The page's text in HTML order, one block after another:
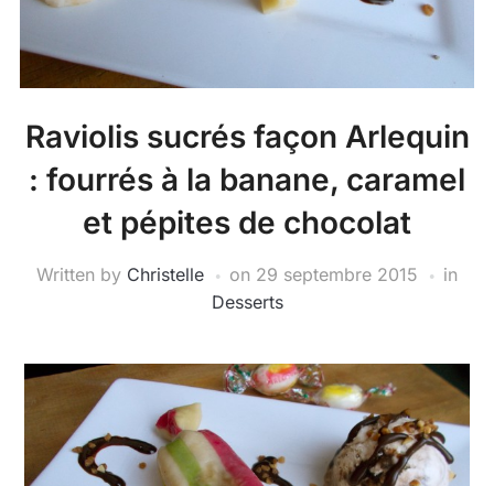
Raviolis sucrés façon Arlequin
: fourrés à la banane, caramel
et pépites de chocolat
Written by Christelle on 29 septembre 2015
in
Desserts